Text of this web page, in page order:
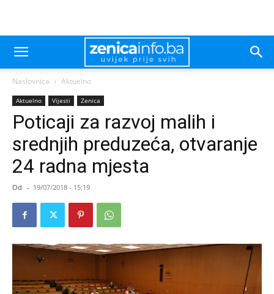
Naslovnica Aktuelno
Aktuelno Vijesti Zenica
Poticaji za razvoj malih i
srednjih preduzeća, otvaranje
24 radna mjesta
Od - 19/07/2018 - 15:19